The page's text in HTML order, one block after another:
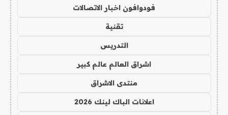
فودوافون اخبار الاتصالات
تقنية
التدريس
اشراق العالم عالم كبير
منتدى الاشراق
اعلانات الباك لينك 2026